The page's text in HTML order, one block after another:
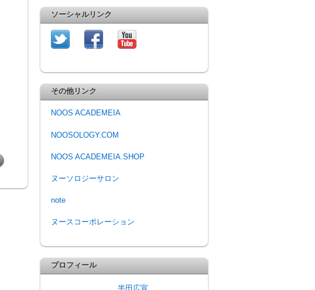
ソーシャルリンク
その他リンク
NOOS ACADEMEIA
NOOSOLOGY.COM
NOOS ACADEMEIA.SHOP
ヌーソロジーサロン
note
ヌースコーポレーション
プロフィール
半田広宣